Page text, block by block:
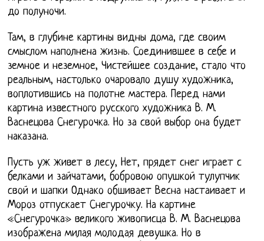
до полуночи.
Там, в глубине картины видны дома, где своим
смыслом наполнена жизнь. Соединившее в себе и
земное и неземное, Чистейшее создание, стало что
реальным, настолько очаровало душу художника,
воплотившись на полотне мастера. Перед нами
картина известного русского художника В. М.
Васнецова Снегурочка. Но за свой выбор она будет
наказана.
Пусть уж живет в лесу, Нет, прядет снег играет с
белками и зайчатами, бобровою опушкой тулупчик
свой и шапки Однако обшивает Весна настаивает и
Мороз отпускает Снегурочку. На картине
«Снегурочка» великого живописца В. М. Васнецова
изображена милая молодая девушка. Но в